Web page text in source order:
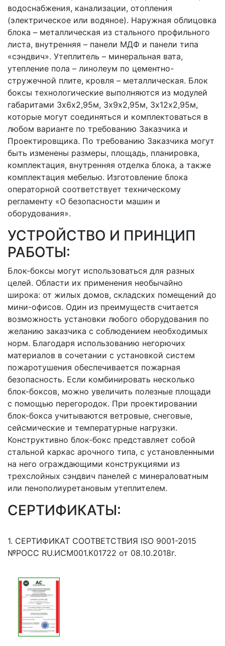
водоснабжения, канализации, отопления
(электрическое или водяное). Наружная облицовка
блока – металлическая из стального профильного
листа, внутренняя – панели МДФ и панели типа
«сэндвич». Утеплитель – минеральная вата,
утепление пола – линолеум по цементно-
стружечной плите, кровля – металлическая. Блок
боксы технологические выполняются из модулей
габаритами 3х6х2,95м, 3х9х2,95м, 3х12х2,95м,
которые могут соединяться и комплектоваться в
любом варианте по требованию Заказчика и
Проектировщика. По требованию Заказчика могут
быть изменены размеры, площадь, планировка,
комплектация, внутренняя отделка блока, а также
комплектация мебелью. Изготовление блока
операторной соответствует техническому
регламенту «О безопасности машин и
оборудования».
УСТРОЙСТВО И ПРИНЦИП
РАБОТЫ:
Блок-боксы могут использоваться для разных
целей. Области их применения необычайно
широка: от жилых домов, складских помещений до
мини-офисов. Один из преимуществ считается
возможность установки любого оборудования по
желанию заказчика с соблюдением необходимых
норм. Благодаря использованию негорючих
материалов в сочетании с установкой систем
пожаротушения обеспечивается пожарная
безопасность. Если комбинировать несколько
блок-боксов, можно увеличить полезные площади
с помощью перегородок. При проектировании
блок-бокса учитываются ветровые, снеговые,
сейсмические и температурные нагрузки.
Конструктивно блок-бокс представляет собой
стальной каркас арочного типа, с установленными
на него ограждающими конструкциями из
трехслойных сэндвич панелей с минераловатным
или пенополиуретановым утеплителем.
СЕРТИФИКАТЫ:
1. СЕРТИФИКАТ СООТВЕТСТВИЯ ISO 9001-2015
№РОСС RU.ИСМ001.К01722 от 08.10.2018г.